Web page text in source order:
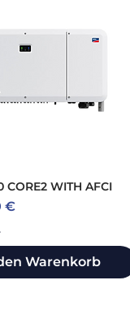
CORE2 WITH AFCI
€
Warenkorb